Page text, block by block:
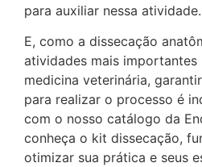
para auxiliar nessa atividade.
E, como a dissecação
atividades mais importantes
medicina veterinária,
para realizar o processo é
com o nosso catálogo da
conheça o kit dissecação,
otimizar sua prática e seus